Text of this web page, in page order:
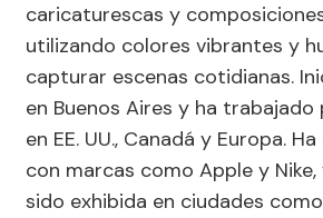
caricaturescas y
utilizando colores vibrantes y
capturar escenas cotidianas.
en Buenos Aires y ha
en EE. UU., Canadá y Europa.
con marcas como Apple y
sido exhibida en ciudades